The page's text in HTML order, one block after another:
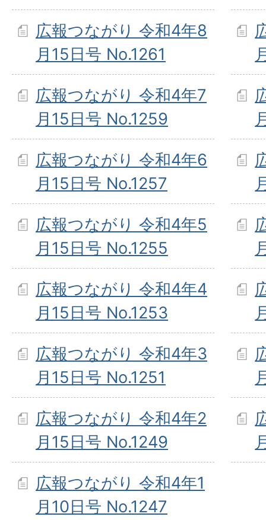
広報つながり 令和4年8
月15日号 No.1261
広報つながり 令和4年7
月15日号 No.1259
広報つながり 令和4年6
月15日号 No.1257
広報つながり 令和4年5
月15日号 No.1255
広報つながり 令和4年4
月15日号 No.1253
広報つながり 令和4年3
月15日号 No.1251
広報つながり 令和4年2
月15日号 No.1249
広報つながり 令和4年1
月10日号 No.1247